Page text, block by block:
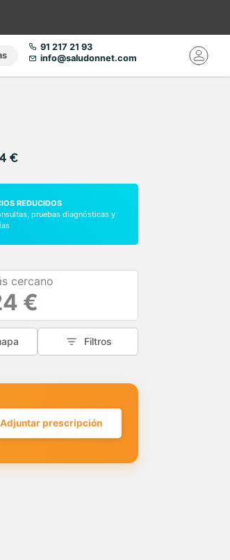
91 217 21 93
info@saludonnet.com
€
REDUCIDOS
pruebas diagnósticas y
cercano
€
Filtros
Adjuntar prescripción